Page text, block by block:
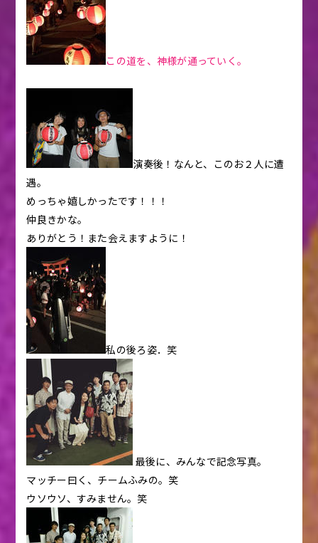
この道を、神様が通っていく。
演奏後！なんと、このお２人に遭
遇。
めっちゃ嬉しかったです！！！
仲良きかな。
ありがとう！また会えますように！
私の後ろ姿．笑
最後に、みんなで記念写真。
マッチー曰く、チームふみの。笑
ウソウソ、すみません。笑